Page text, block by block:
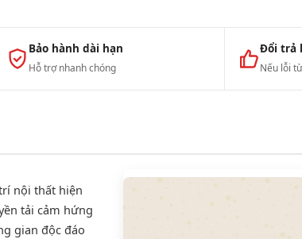
Bảo hành dài hạn
Hỗ trợ nhanh chóng
Đổi trả
Nếu lỗi
nội thất hiện
tải cảm hứng
gian độc đáo